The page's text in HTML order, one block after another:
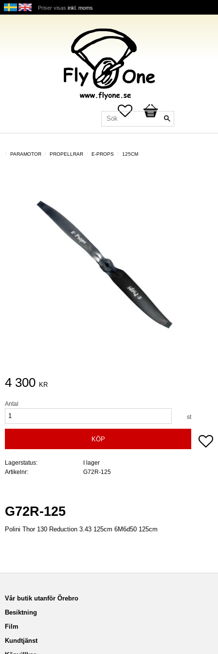
Priser visas inkl. moms
Favoriter
Kundvagn
PARAMOTOR PROPELLRAR E-PROPS 125CM
4 300 KR
Antal
st
KÖP
Lagerstatus
I lager
Artikelnr
G72R-125
G72R-125
Polini Thor 130 Reduction 3.43 125cm 6M6d50 125cm
Vår butik utanför Örebro
Besiktning
Film
Kundtjänst